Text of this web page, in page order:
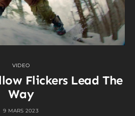
VIDEO
Flickers Lead The
Way
9 MARS 2023